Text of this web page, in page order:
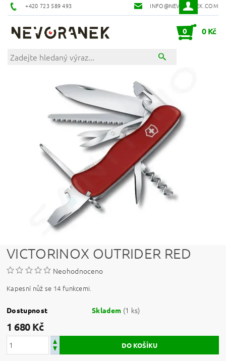
+420 723 589 493 INFO@NEVORANEK.COM
0 0 Kč
VICTORINOX OUTRIDER RED
Neohodnoceno
Kapesní nůž se 14 funkcemi.
Dostupnost Skladem (1 ks)
1 680 Kč